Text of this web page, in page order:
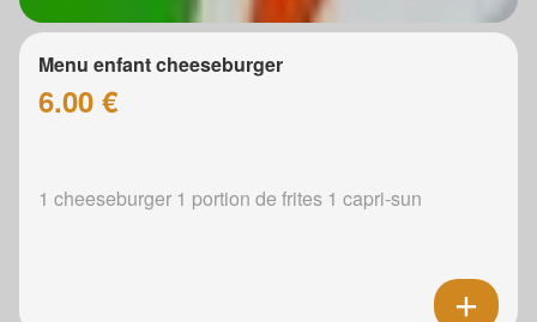
Menu enfant cheeseburger
6.00 €
1 cheeseburger 1 portion de frites 1 capri-sun